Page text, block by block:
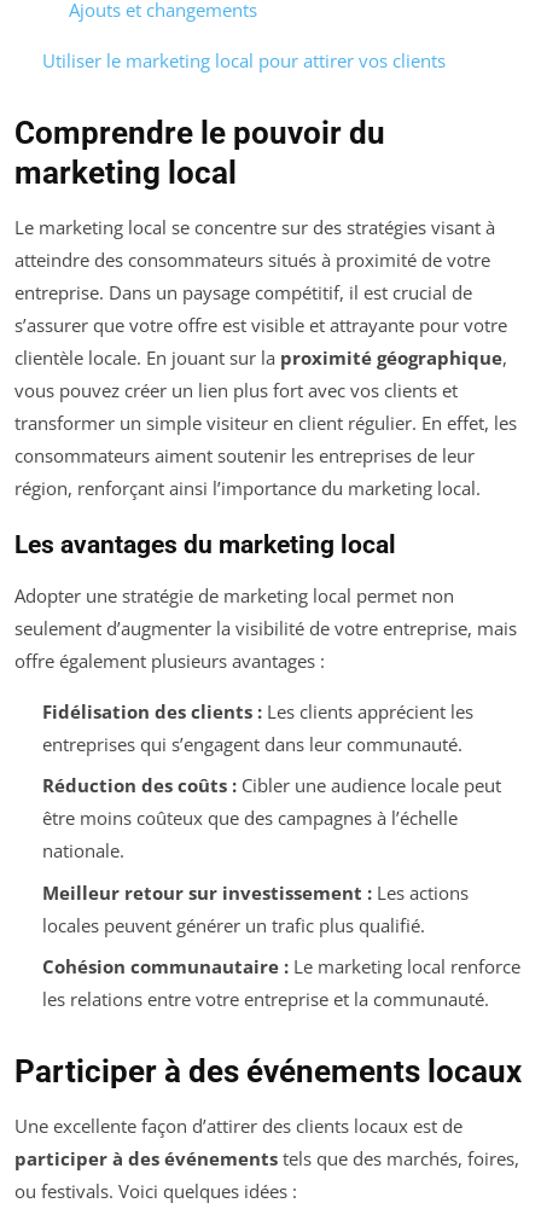
Ajouts et changements
Utiliser le marketing local pour attirer vos clients
Comprendre le pouvoir du
marketing local
Le marketing local se concentre sur des stratégies visant à
atteindre des consommateurs situés à proximité de votre
entreprise. Dans un paysage compétitif, il est crucial de
s’assurer que votre offre est visible et attrayante pour votre
clientèle locale. En jouant sur la proximité géographique,
vous pouvez créer un lien plus fort avec vos clients et
transformer un simple visiteur en client régulier. En effet, les
consommateurs aiment soutenir les entreprises de leur
région, renforçant ainsi l’importance du marketing local.
Les avantages du marketing local
Adopter une stratégie de marketing local permet non
seulement d’augmenter la visibilité de votre entreprise, mais
offre également plusieurs avantages :
Fidélisation des clients :Les clients apprécient les
entreprises qui s’engagent dans leur communauté.
Réduction des coûts :Cibler une audience locale peut
être moins coûteux que des campagnes à l’échelle
nationale.
Meilleur retour sur investissement :Les actions
locales peuvent générer un trafic plus qualifié.
Cohésion communautaire :Le marketing local renforce
les relations entre votre entreprise et la communauté.
Participer à des événements locaux
Une excellente façon d’attirer des clients locaux est de
participer à des événements tels que des marchés, foires,
ou festivals. Voici quelques idées :